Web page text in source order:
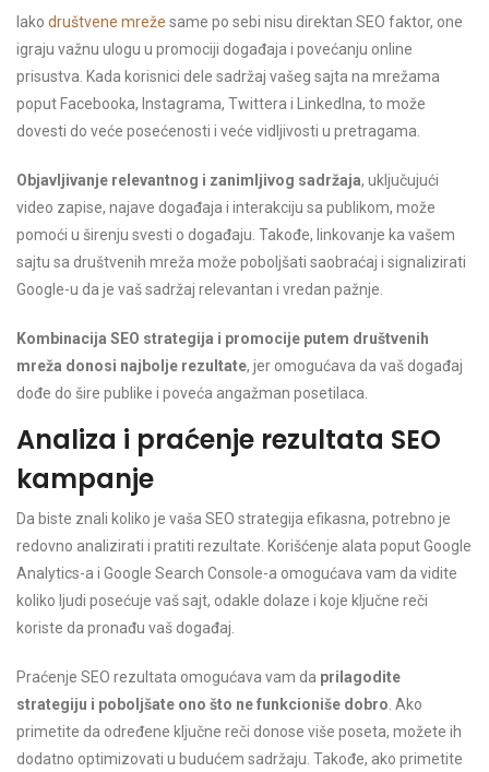
Iako društvene mreže same po sebi nisu direktan SEO faktor, one
igraju važnu ulogu u promociji događaja i povećanju online
prisustva. Kada korisnici dele sadržaj vašeg sajta na mrežama
poput Facebooka, Instagrama, Twittera i LinkedIna, to može
dovesti do veće posećenosti i veće vidljivosti u pretragama.
Objavljivanje relevantnog i zanimljivog sadržaja, uključujući
video zapise, najave događaja i interakciju sa publikom, može
pomoći u širenju svesti o događaju. Takođe, linkovanje ka vašem
sajtu sa društvenih mreža može poboljšati saobraćaj i signalizirati
Google-u da je vaš sadržaj relevantan i vredan pažnje.
Kombinacija SEO strategija i promocije putem društvenih
mreža donosi najbolje rezultate, jer omogućava da vaš događaj
dođe do šire publike i poveća angažman posetilaca.
Analiza i praćenje rezultata SEO
kampanje
Da biste znali koliko je vaša SEO strategija efikasna, potrebno je
redovno analizirati i pratiti rezultate. Korišćenje alata poput Google
Analytics-a i Google Search Console-a omogućava vam da vidite
koliko ljudi posećuje vaš sajt, odakle dolaze i koje ključne reči
koriste da pronađu vaš događaj.
Praćenje SEO rezultata omogućava vam da prilagodite
strategiju i poboljšate ono što ne funkcioniše dobro . Ako
primetite da određene ključne reči donose više poseta, možete ih
dodatno optimizovati u budućem sadržaju. Takođe, ako primetite